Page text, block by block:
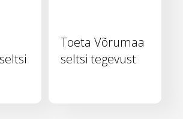
Toeta Võrumaa
seltsi tegevust